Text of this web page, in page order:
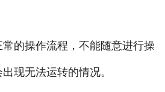
操作流程，不能随意进行操
现无法运转的情况。